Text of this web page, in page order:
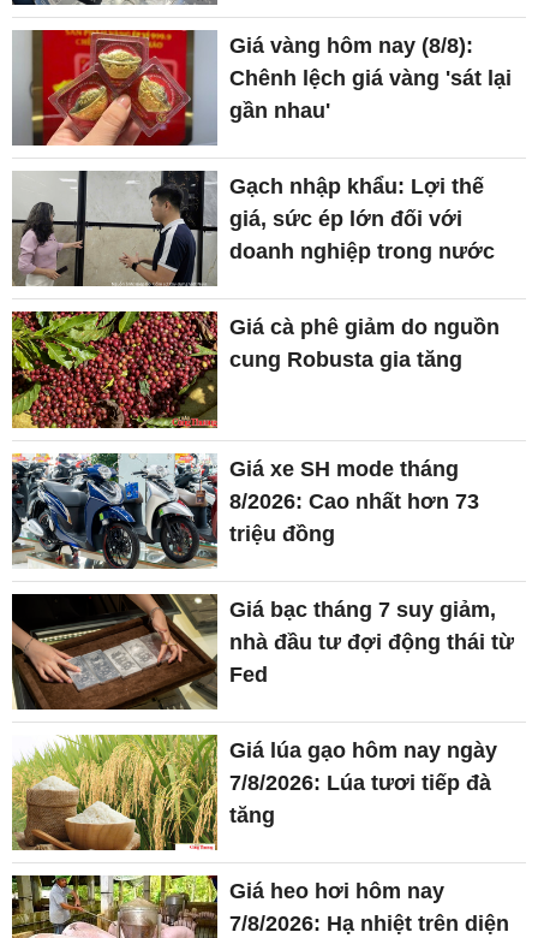
Giá vàng hôm nay (8/8):
Chênh lệch giá vàng 'sát lại
gần nhau'
Gạch nhập khẩu: Lợi thế
giá, sức ép lớn đối với
doanh nghiệp trong nước
Giá cà phê giảm do nguồn
cung Robusta gia tăng
Giá xe SH mode tháng
8/2026: Cao nhất hơn 73
triệu đồng
Giá bạc tháng 7 suy giảm,
nhà đầu tư đợi động thái từ
Fed
Giá lúa gạo hôm nay ngày
7/8/2026: Lúa tươi tiếp đà
tăng
Giá heo hơi hôm nay
7/8/2026: Hạ nhiệt trên diện